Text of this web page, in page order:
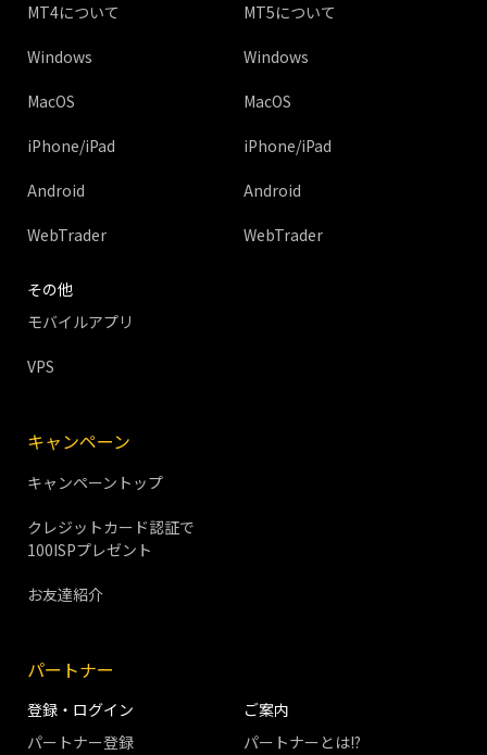
MT4について
Windows
MacOS
iPhone/iPad
Android
WebTrader
MT5について
Windows
MacOS
iPhone/iPad
Android
WebTrader
その他
モバイルアプリ
VPS
キャンペーン
キャンペーントップ
クレジットカード認証で
100ISPプレゼント
お友達紹介
パートナー
登録・ログイン
パートナー登録
ご案内
パートナーとは!?